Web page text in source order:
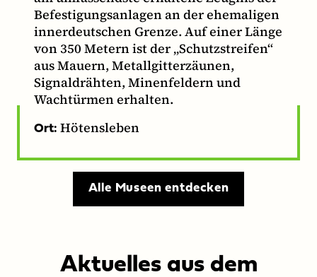
Befestigungsanlagen an der ehemaligen
innerdeutschen Grenze. Auf einer Länge
von 350 Metern ist der „Schutzstreifen“
aus Mauern, Metallgitterzäunen,
Signaldrähten, Minenfeldern und
Wachtürmen erhalten.
Ort: Hötensleben
Alle Museen entdecken
Aktuelles aus dem